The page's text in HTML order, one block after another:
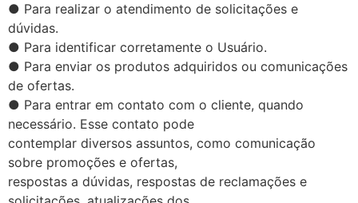
● Para realizar o atendimento de solicitações e
dúvidas.
● Para identificar corretamente o Usuário.
● Para enviar os produtos adquiridos ou comunicações
de ofertas.
● Para entrar em contato com o cliente, quando
necessário. Esse contato pode
contemplar diversos assuntos, como comunicação
sobre promoções e ofertas,
respostas a dúvidas, respostas de reclamações e